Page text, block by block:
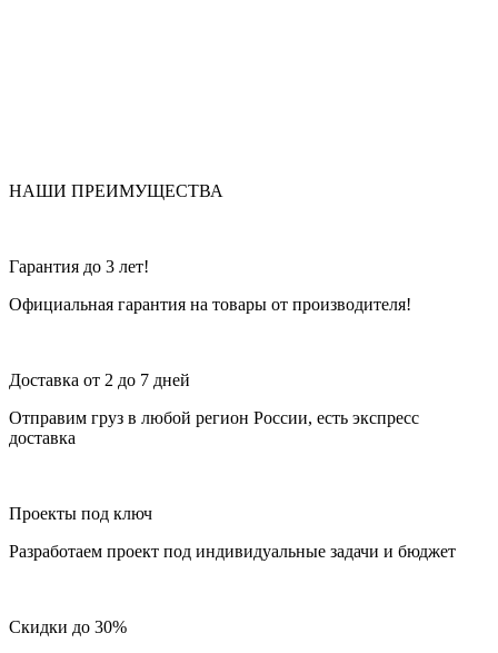
НАШИ ПРЕИМУЩЕСТВА
Гарантия до 3 лет!
Официальная гарантия на товары от производителя!
Доставка от 2 до 7 дней
Отправим груз в любой регион России, есть экспресс
доставка
Проекты под ключ
Разработаем проект под индивидуальные задачи и бюджет
Скидки до 30%